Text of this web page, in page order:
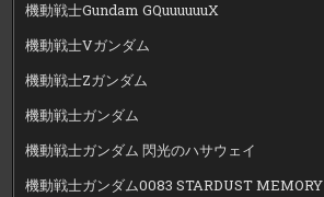
機動戦士Gundam GQuuuuuuX
機動戦士Vガンダム
機動戦士Zガンダム
機動戦士ガンダム
機動戦士ガンダム 閃光のハサウェイ
機動戦士ガンダム0083 STARDUST MEMORY